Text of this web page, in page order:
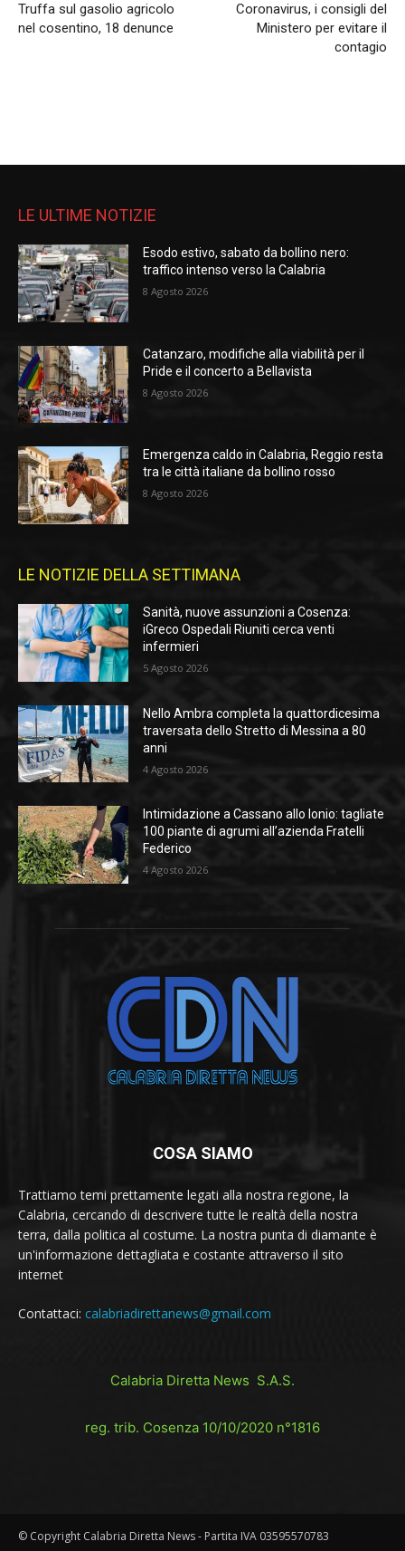
Truffa sul gasolio agricolo
nel cosentino, 18 denunce
Coronavirus, i consigli del
Ministero per evitare il
contagio
LE ULTIME NOTIZIE
Esodo estivo, sabato da bollino nero:
traffico intenso verso la Calabria
8 Agosto 2026
Catanzaro, modifiche alla viabilità per il
Pride e il concerto a Bellavista
8 Agosto 2026
Emergenza caldo in Calabria, Reggio resta
tra le città italiane da bollino rosso
8 Agosto 2026
LE NOTIZIE DELLA SETTIMANA
Sanità, nuove assunzioni a Cosenza:
iGreco Ospedali Riuniti cerca venti
infermieri
5 Agosto 2026
Nello Ambra completa la quattordicesima
traversata dello Stretto di Messina a 80
anni
4 Agosto 2026
Intimidazione a Cassano allo Ionio: tagliate
100 piante di agrumi all’azienda Fratelli
Federico
4 Agosto 2026
COSA SIAMO
Trattiamo temi prettamente legati alla nostra regione, la
Calabria, cercando di descrivere tutte le realtà della nostra
terra, dalla politica al costume. La nostra punta di diamante è
un'informazione dettagliata e costante attraverso il sito
internet
Contattaci: calabriadirettanews@gmail.com
Calabria Diretta News S.A.S.
reg. trib. Cosenza 10/10/2020 n°1816
© Copyright Calabria Diretta News - Partita IVA 03595570783